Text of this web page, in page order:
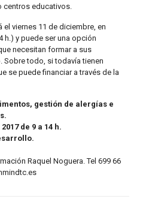
educativos.
viernes 11 de diciembre, en
h.) y puede ser una opción
necesitan formar a sus
Sobre todo, si todavía tienen
se puede financiar a través de la
gestión de alergías e
de 9 a 14 h.
Raquel Noguera. Tel 699 66